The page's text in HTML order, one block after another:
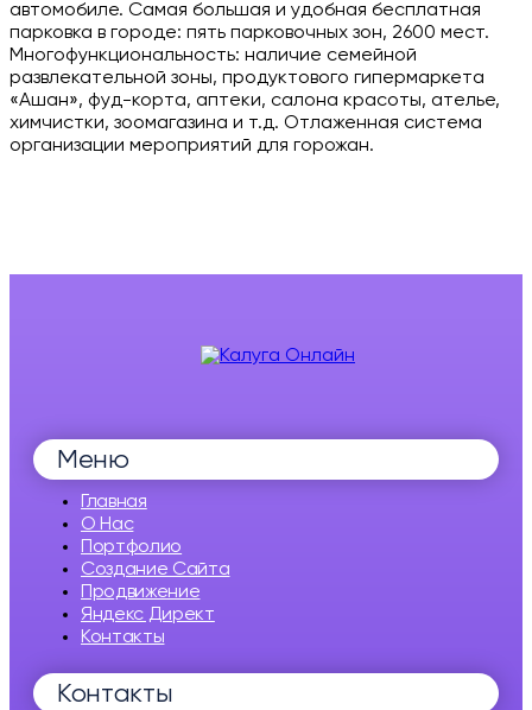
автомобиле. Самая большая и удобная бесплатная
парковка в городе: пять парковочных зон, 2600 мест.
Многофункциональность: наличие семейной
развлекательной зоны, продуктового гипермаркета
«Ашан», фуд-корта, аптеки, салона красоты, ателье,
химчистки, зоомагазина и т.д. Отлаженная система
организации мероприятий для горожан.
Меню
Главная
О Нас
Портфолио
Создание Сайта
Продвижение
Яндекс Директ
Контакты
Контакты